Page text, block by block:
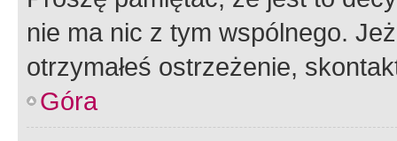
nie ma nic z tym wspólnego.
otrzymałeś ostrzeżenie,
Góra